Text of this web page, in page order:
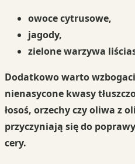
owoce cytrusowe,
jagody,
zielone warzywa
Dodatkowo warto
nienasycone kwasy
łosoś, orzechyczyoliwa z
przyczyniają się do
cery.